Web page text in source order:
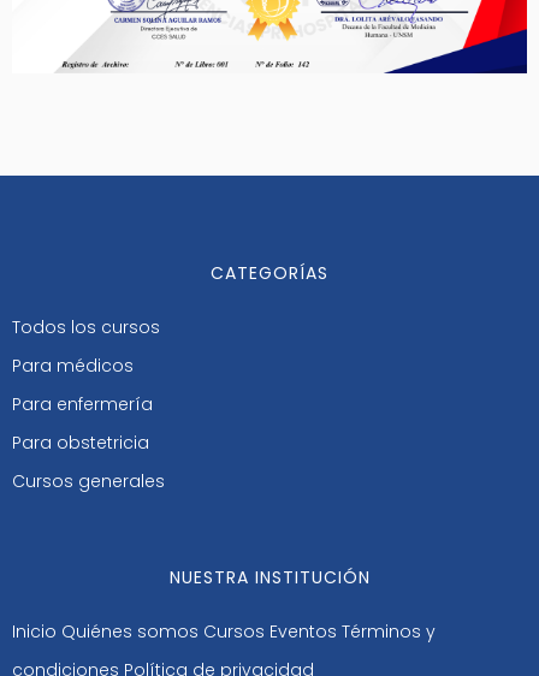
CATEGORÍAS
Todos los cursos
Para médicos
Para enfermería
Para obstetricia
Cursos generales
NUESTRA INSTITUCIÓN
Inicio Quiénes somos Cursos Eventos Términos y
condiciones Política de privacidad